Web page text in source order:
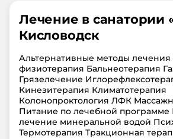
Лечение в санатории
Кисловодск
Альтернативные методы лечения
физиотерапия Бальнеотерапия
Грязелечение
Кинезитерапия Климатотерапия
Колонопроктология ЛФК
Питание по лечебной программе
лечение минеральной водой
Термотерапия Тракционная